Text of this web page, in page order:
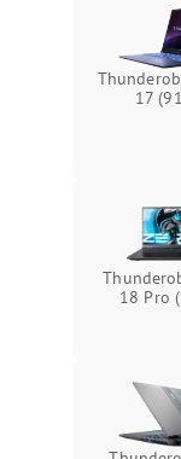
оперативной
вылеты
синие экраны
Проблемы Wi‑Fi
17
18 Pro